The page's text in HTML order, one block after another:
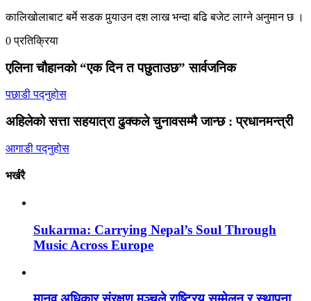
कालिखोलाबाट बर्मे सडक पुर्‍याउन दश लाख भन्दा बढि बजेट लाग्ने अनुमान छ ।
0 प्रतिक्रिया
एलिना चौहानको “एक दिन त पछुताउछ” सार्वजनिक
पछाडी पद्नुहोस
अहिलेको सत्ता सहयात्रा ढुक्कले चुनावसम्मै जान्छ : प्रधानमन्त्री
आगाडी पद्नुहोस
भर्खरै
Sukarma: Carrying Nepal’s Soul Through
Music Across Europe